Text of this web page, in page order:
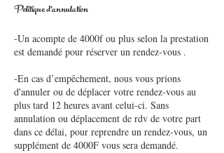
Politique d'annulation
-Un acompte de 4000f ou plus selon la prestation
est demandé pour réserver un rendez-vous .
-En cas d’empêchement, nous vous prions
d'annuler ou de déplacer votre rendez-vous au
plus tard 12 heures avant celui-ci. Sans
annulation ou déplacement de rdv de votre part
dans ce délai, pour reprendre un rendez-vous, un
supplément de 4000F vous sera demandé.